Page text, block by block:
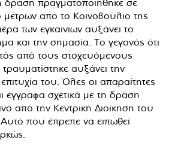
από το Κοινοβούλιο της
των εγκαινίων αυξάνει το
και την σημασία. Το γεγονός ότι
από τους στοχευόμενους
αυξάνει την
του. Όλες οι απαραίτητες
έγγραφα σχετικά με τη δράση
από την Κεντρική Διοίκηση του
που έπρεπε να ειπωθεί